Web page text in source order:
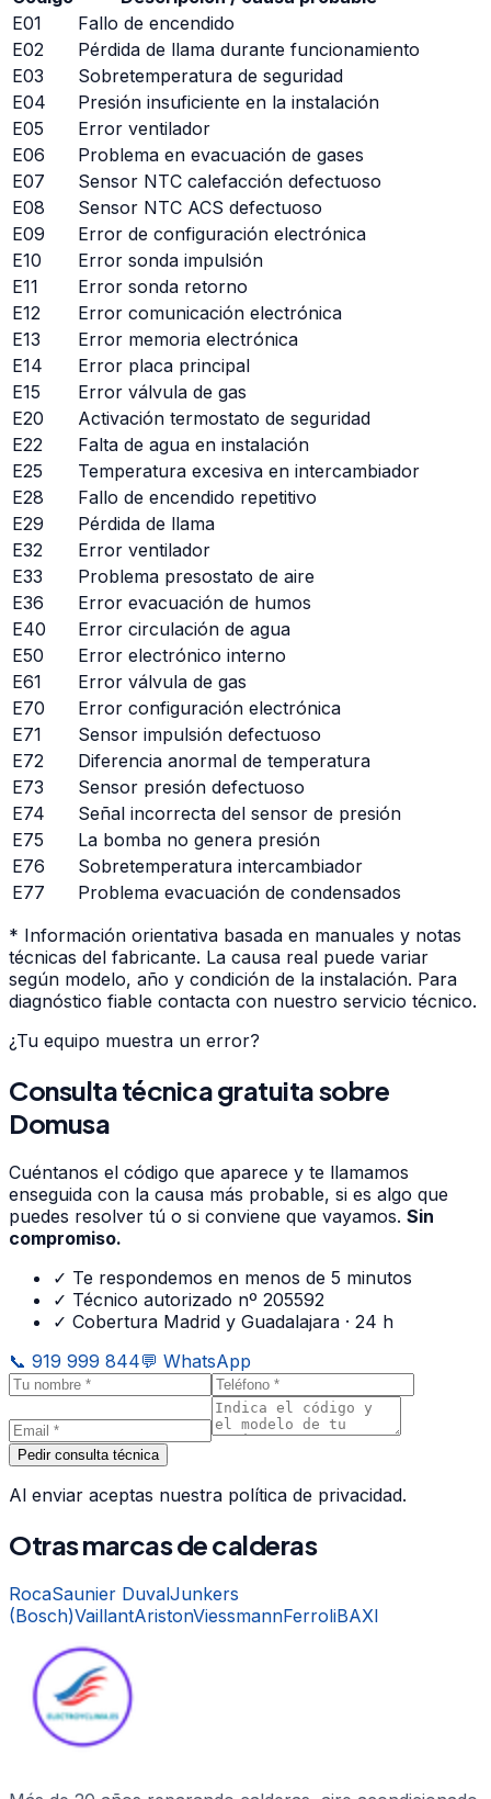
E01
Fallo de encendido
E02
Pérdida de llama durante funcionamiento
E03
Sobretemperatura de seguridad
E04
Presión insuficiente en la instalación
E05
Error ventilador
E06
Problema en evacuación de gases
E07
Sensor NTC calefacción defectuoso
E08
Sensor NTC ACS defectuoso
E09
Error de configuración electrónica
E10
Error sonda impulsión
E11
Error sonda retorno
E12
Error comunicación electrónica
E13
Error memoria electrónica
E14
Error placa principal
E15
Error válvula de gas
E20
Activación termostato de seguridad
E22
Falta de agua en instalación
E25
Temperatura excesiva en intercambiador
E28
Fallo de encendido repetitivo
E29
Pérdida de llama
E32
Error ventilador
E33
Problema presostato de aire
E36
Error evacuación de humos
E40
Error circulación de agua
E50
Error electrónico interno
E61
Error válvula de gas
E70
Error configuración electrónica
E71
Sensor impulsión defectuoso
E72
Diferencia anormal de temperatura
E73
Sensor presión defectuoso
E74
Señal incorrecta del sensor de presión
E75
La bomba no genera presión
E76
Sobretemperatura intercambiador
E77
Problema evacuación de condensados
* Información orientativa basada en manuales y notas
técnicas del fabricante. La causa real puede variar
según modelo, año y condición de la instalación. Para
diagnóstico fiable contacta con nuestro servicio técnico.
¿Tu equipo muestra un error?
Consulta técnica gratuitasobre
Domusa
Cuéntanos el código que aparece y te llamamos
enseguida con la causa más probable, si es algo que
puedes resolver tú o si conviene que vayamos. Sin
compromiso.
✓ Te respondemos en menos de 5 minutos
✓ Técnico autorizado nº 205592
✓ Cobertura Madrid y Guadalajara · 24 h
📞 919 999 844💬 WhatsApp
Pedir consulta técnica
Al enviar aceptas nuestra política de privacidad.
Otras marcas decalderas
RocaSaunier DuvalJunkers
(Bosch)VaillantAristonViessmannFerroliBAXI